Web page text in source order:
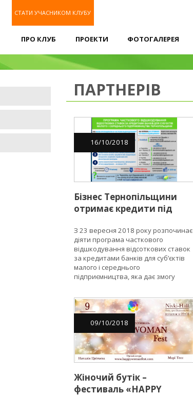
СТАТИ УЧАСНИКОМ КЛУБУ
ПРО КЛУБ ПРОЕКТИ ФОТОГАЛЕРЕЯ
ПАРТНЕРІВ
16/10/2018
Бізнес Тернопільщини
отримає кредити під
З 23 вересня 2018 року розпочинає
діяти програма часткового
відшкодування відсоткових ставок
за кредитами банків для суб’єктів
малого і середнього
підприємництва, яка дає змогу
09/10/2018
Жіночий бутік –
фестиваль «HAPPY